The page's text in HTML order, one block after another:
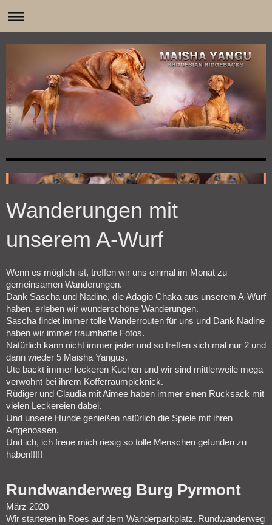
Wanderungen mit
unserem A-Wurf
Wenn es möglich ist, treffen wir uns einmal im Monat zu
gemeinsamen Wanderungen.
Dank Sascha und Nadine, die Adagio Chaka aus unserem A-Wurf
haben, erleben wir wunderschöne Wanderungen.
Sascha findet immer tolle Wanderrouten für uns und Dank Nadine
haben wir immer traumhafte Fotos.
Natürlich kann nicht immer jeder und so treffen sich mal nur 2 und
dann wieder 5 Maisha Yangus.
Ute backt immer leckeren Kuchen und wir sind mittlerweile mega
verwöhnt bei ihrem Kofferraumpicknick.
Rüdiger und Claudia mit Aimee haben immer einen Rucksack mit
vielen Leckereien dabei.
Und unsere Hunde genießen natürlich die Spiele mit ihren
Artgenossen.
Und ich, ich freue mich riesig so tolle Menschen gefunden zu
haben!!!!!
Rundwanderweg Burg Pyrmont
März 2020
Wir starteten in Roes auf dem Wanderparkplatz. Rundwanderweg